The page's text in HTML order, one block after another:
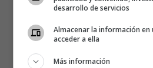
por ejemplo, las distorsiones de
ganado estos, si todo el mundo
desarrollo de servicios
Almacenar la información
acceder a ella
Más información